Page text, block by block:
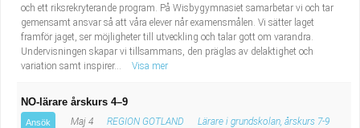
och ett riksrekryterande program. På Wisbygymnasiet samarbetar vi och tar
gemensamt ansvar så att våra elever når examensmålen. Vi sätter laget
framför jaget, ser möjligheter till utveckling och talar gott om varandra.
Undervisningen skapar vi tillsammans, den präglas av delaktighet och
variation samt inspirer...
Visa mer
NO-lärare årskurs 4–9
Ansök Maj 4 REGION GOTLAND Lärare i grundskolan, årskurs 7-9